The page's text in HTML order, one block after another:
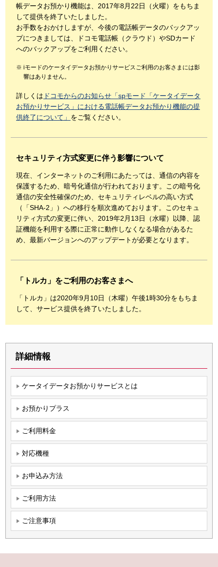
帳データお預かり機能は、2017年8月22日（火曜）をもちま
して提供を終了いたしました。
お手数をおかけしますが、今後の電話帳データのバックアッ
プにつきましては、ドコモ電話帳（クラウド）やSDカード
へのバックアップをご利用ください。
iモードのケータイデータお預かりサービスご利用のお客さまには影
響はありません。
詳しくは ドコモからのお知らせ「spモード「ケータイデータ
お預かりサービス」における電話帳データお預かり機能の提
供終了について」 をご覧ください。
セキュリティ方式変更に伴う影響について
現在、インターネットのご利用にあたっては、通信の内容を
保護するため、暗号化通信が行われております。この暗号化
通信の安全性確保のため、セキュリティレベルの高い方式
（「SHA-2」）への移行を順次進めております。このセキュ
リティ方式の変更に伴い、2019年2月13日（水曜）以降、認
証機能を利用する際に正常に動作しなくなる場合があるた
め、最新バージョンへのアップデートが必要となります。
「トルカ」をご利用のお客さまへ
「トルカ」は2020年9月10日（木曜）午後1時30分をもちま
して、サービス提供を終了いたしました。
詳細情報
ケータイデータお預かりサービスとは
お預かりプラス
ご利用料金
対応機種
お申込み方法
ご利用方法
ご注意事項